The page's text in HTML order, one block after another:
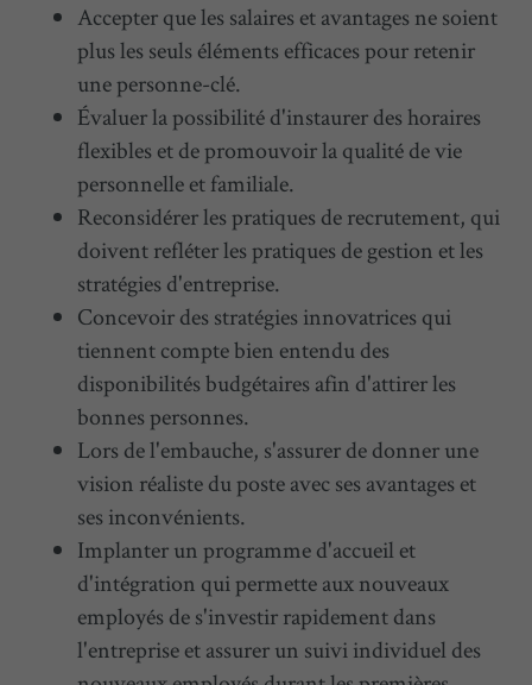
Accepter que les salaires et avantages ne soient
plus les seuls éléments efficaces pour retenir
une personne-clé.
Évaluer la possibilité d'instaurer des horaires
flexibles et de promouvoir la qualité de vie
personnelle et familiale.
Reconsidérer les pratiques de recrutement, qui
doivent refléter les pratiques de gestion et les
stratégies d'entreprise.
Concevoir des stratégies innovatrices qui
tiennent compte bien entendu des
disponibilités budgétaires afin d'attirer les
bonnes personnes.
Lors de l'embauche, s'assurer de donner une
vision réaliste du poste avec ses avantages et
ses inconvénients.
Implanter un programme d'accueil et
d'intégration qui permette aux nouveaux
employés de s'investir rapidement dans
l'entreprise et assurer un suivi individuel des